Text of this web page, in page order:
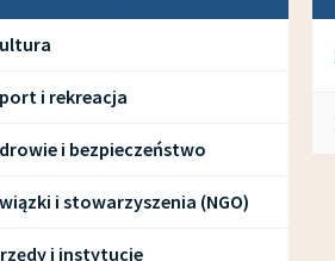
i rekreacja
i bezpieczeństwo
i stowarzyszenia (NGO)
i instytucje